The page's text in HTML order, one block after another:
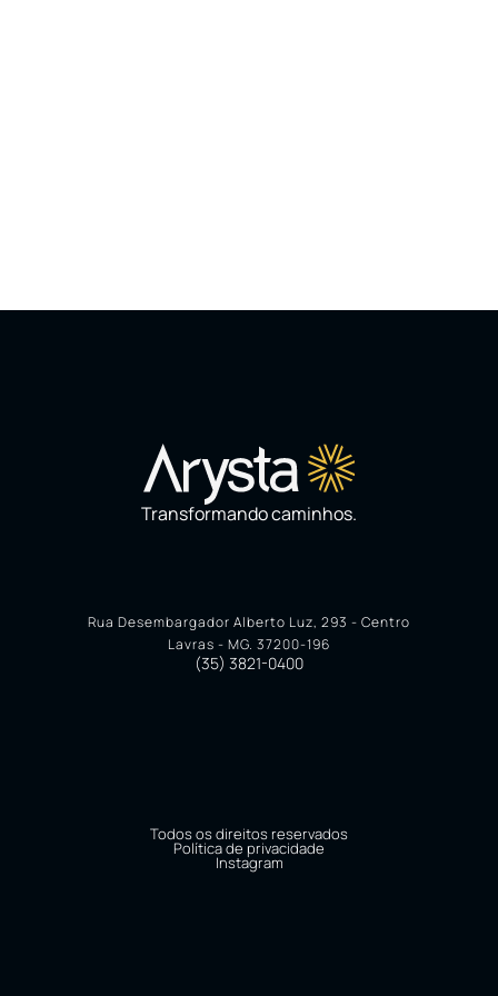
Transformando caminhos.
Rua Desembargador Alberto Luz, 293 - Centro
Lavras - MG. 37200-196
(35) 3821-0400
Todos os direitos reservados
Política de privacidade
Instagram